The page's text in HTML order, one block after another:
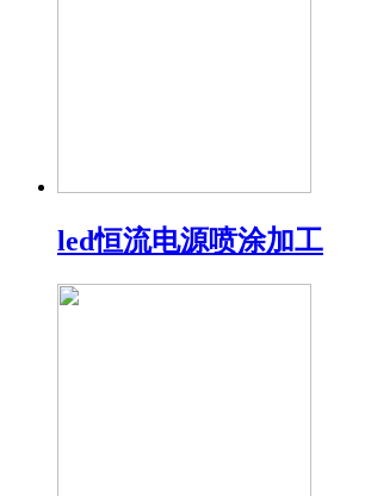
led恒流电源喷涂加工